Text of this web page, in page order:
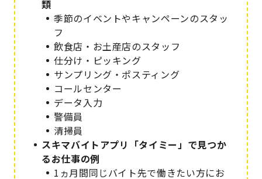
類
季節のイベントやキャンペーンのスタッ
フ
飲食店・お土産店のスタッフ
仕分け・ピッキング
サンプリング・ポスティング
コールセンター
データ入力
警備員
清掃員
スキマバイトアプリ「タイミー」で見つか
るお仕事の例
1ヵ月間同じバイト先で働きたい方にお